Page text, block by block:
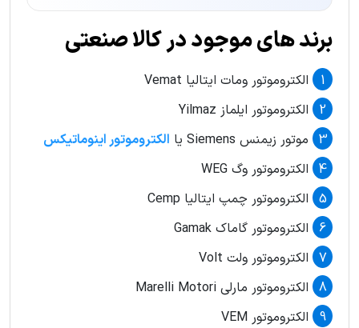
برند های موجود در کالا صنعتی
الکتروموتور ومات ایتالیا Vemat
الکتروموتور ایلماز Yilmaz
موتور زیمنس Siemens یا
الکتروموتور اینوماتیکس
الکتروموتور وگ WEG
الکتروموتور چمپ ایتالیا Cemp
الکتروموتور گاماک Gamak
الکتروموتور ولت Volt
الکتروموتور مارلی Marelli Motori
الکتروموتور VEM